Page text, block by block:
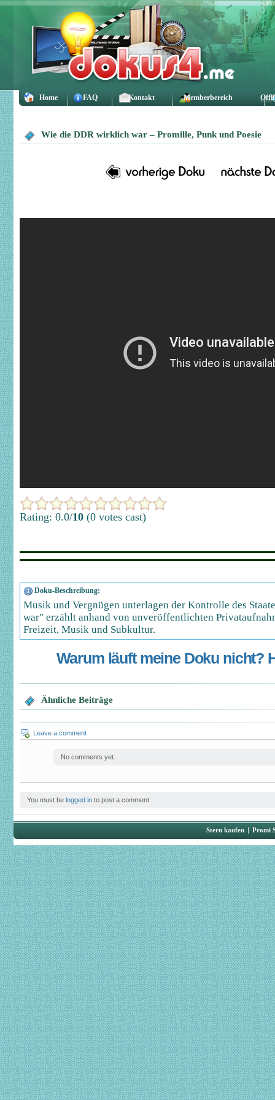
Home FAQ Kontakt Memberbereich
Wie die DDR wirklich war – Promille, Punk und Poesie
Rating: 0.0/10 (0 votes cast)
Doku-Beschreibung:
Musik und Vergnügen unterlagen der Kontrolle des
war" erzählt anhand von unveröffentlichten
Freizeit, Musik und Subkultur.
Warum läuft meine Doku nicht?
Ähnliche Beiträge
Leave a comment
No comments yet.
You must be logged in to post a comment.
Stern kaufen | Promi